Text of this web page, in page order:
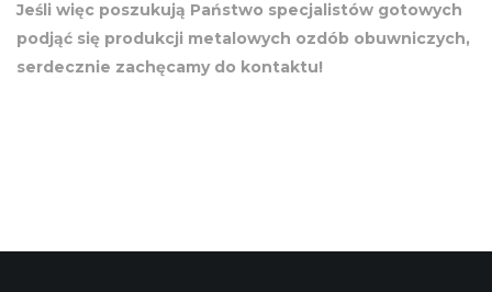
Jeśli więc poszukują Państwo specjalistów gotowych
podjąć się produkcji metalowych ozdób obuwniczych,
serdecznie zachęcamy do kontaktu!